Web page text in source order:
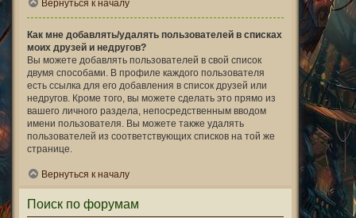
Вернуться к началу
Как мне добавлять/удалять пользователей в списках
моих друзей и недругов?
Вы можете добавлять пользователей в свой список
двумя способами. В профиле каждого пользователя
есть ссылка для его добавления в список друзей или
недругов. Кроме того, вы можете сделать это прямо из
вашего личного раздела, непосредственным вводом
имени пользователя. Вы можете также удалять
пользователей из соответствующих списков на той же
странице.
Вернуться к началу
Поиск по форумам